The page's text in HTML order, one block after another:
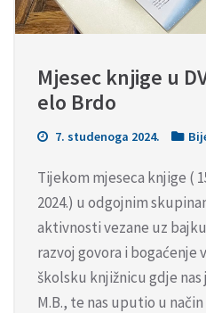
Mjesec knjige u
elo Brdo
7. studenoga 2024.
Tijekom mjeseca knjige (
2024.) u odgojnim
aktivnosti vezane uz
razvoj govora i bogaćenje
školsku knjižnicu gdje
M.B., te nas uputio u